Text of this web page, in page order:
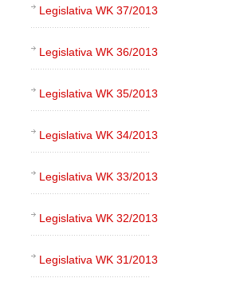
Legislativa WK 37/2013
Legislativa WK 36/2013
Legislativa WK 35/2013
Legislativa WK 34/2013
Legislativa WK 33/2013
Legislativa WK 32/2013
Legislativa WK 31/2013